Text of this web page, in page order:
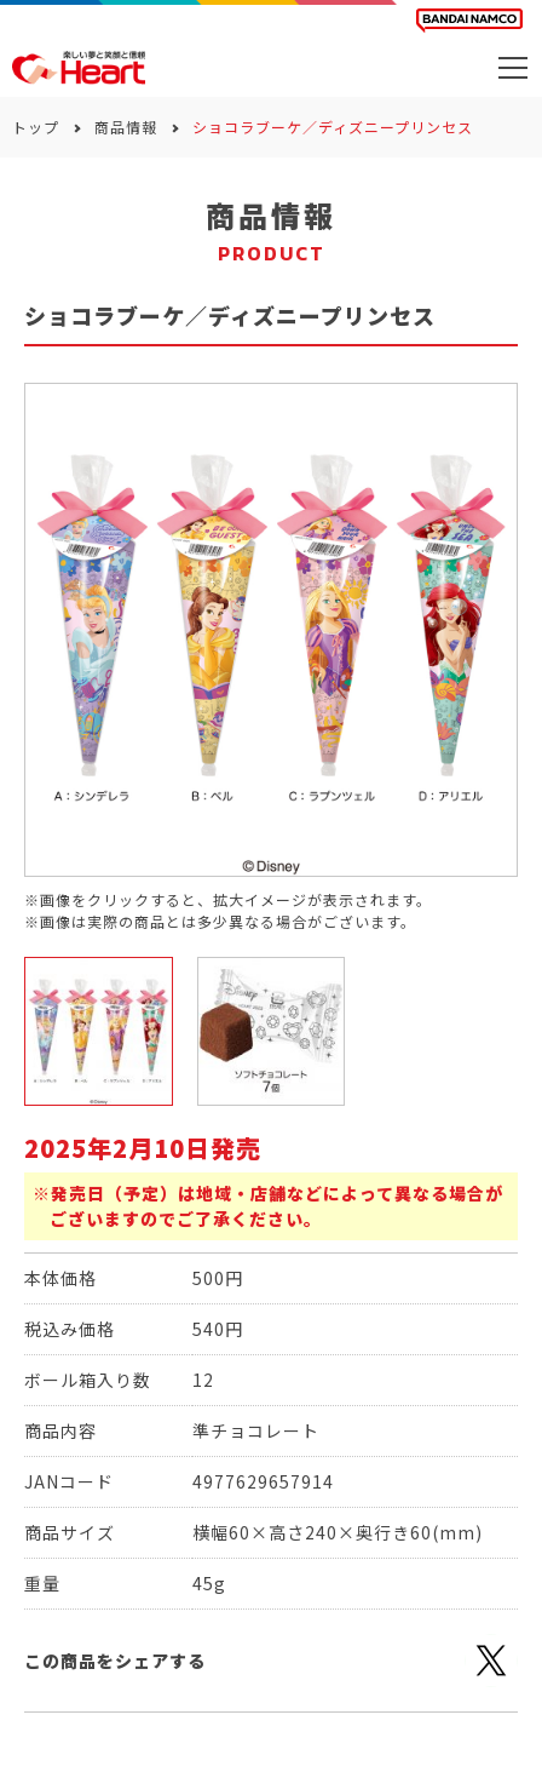
サステナビリティ
トップ 商品情報 ショコラブーケ／ディズニープリンセス
商品情報
PRODUCT
ショコラブーケ／ディズニープリンセス
※画像をクリックすると、拡大イメージが表示されます。
※画像は実際の商品とは多少異なる場合がございます。
2025年2月10日発売
※発売日（予定）は地域・店舗などによって異なる場合が
ございますのでご了承ください。
本体価格 500円
税込み価格 540円
ボール箱入り数 12
商品内容 準チョコレート
JANコード 4977629657914
商品サイズ 横幅60×高さ240×奥行き60(mm)
重量 45g
この商品をシェアする